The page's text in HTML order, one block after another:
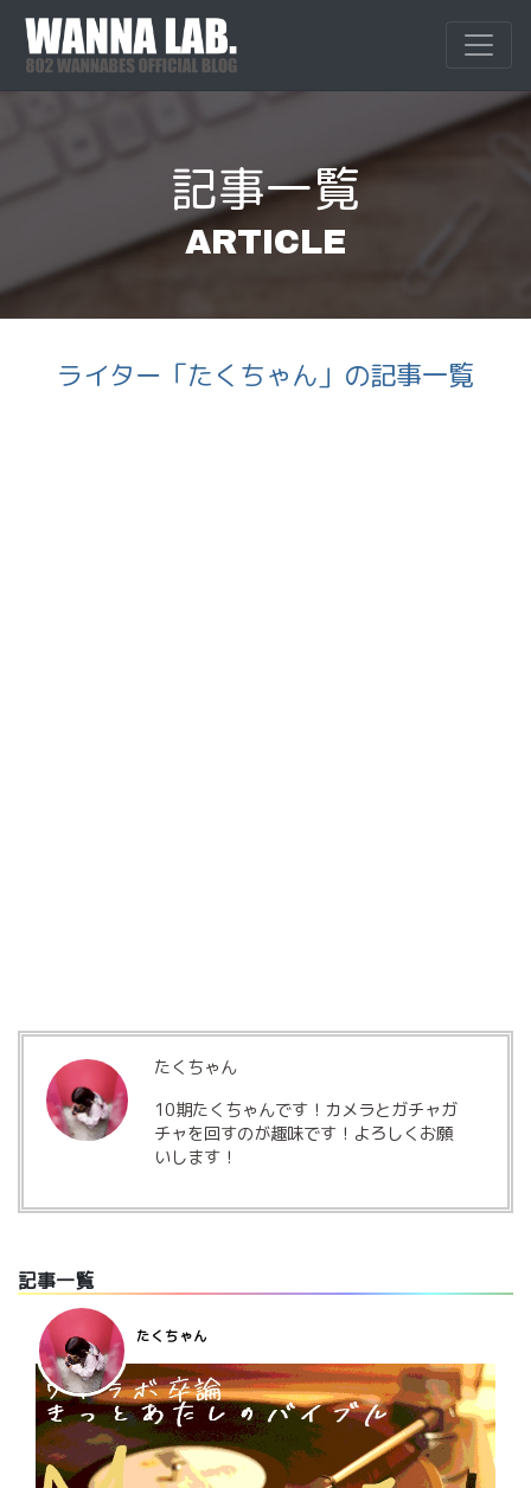
Skip
content
記事一覧
ARTICLE
ライター「たくちゃん」の記事一覧
たくちゃん
10期たくちゃんです！カメラとガチャガ
チャを回すのが趣味です！よろしくお願
いします！
記事一覧
たくちゃん